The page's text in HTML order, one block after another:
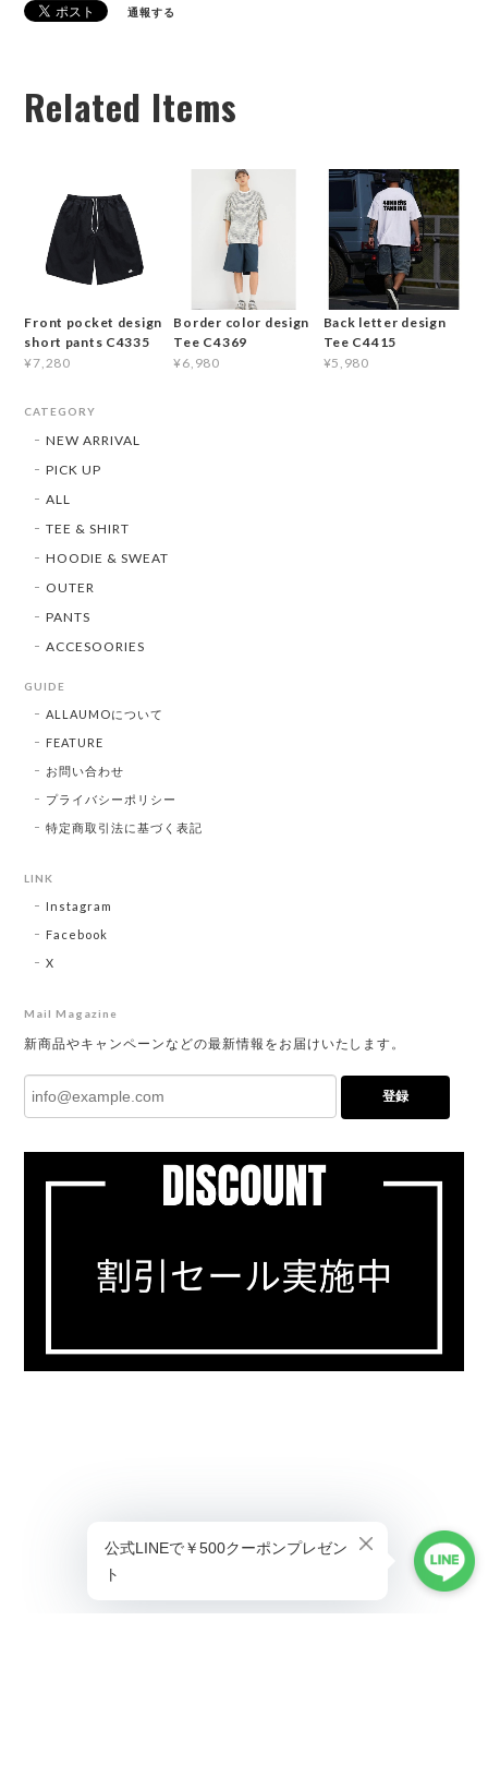
通報する
Related Items
Front pocket design
short pants C4335
¥7,280
Border color design
Tee C4369
¥6,980
Back letter design
Tee C4415
¥5,980
CATEGORY
NEW ARRIVAL
PICK UP
ALL
TEE & SHIRT
HOODIE & SWEAT
OUTER
PANTS
ACCESOORIES
GUIDE
ALLAUMOについて
FEATURE
お問い合わせ
プライバシーポリシー
特定商取引法に基づく表記
LINK
Instagram
Facebook
X
Mail Magazine
新商品やキャンペーンなどの最新情報をお届けいたします。
登録